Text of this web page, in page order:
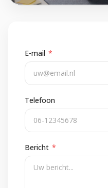
E-mail *
Telefoon
Bericht *